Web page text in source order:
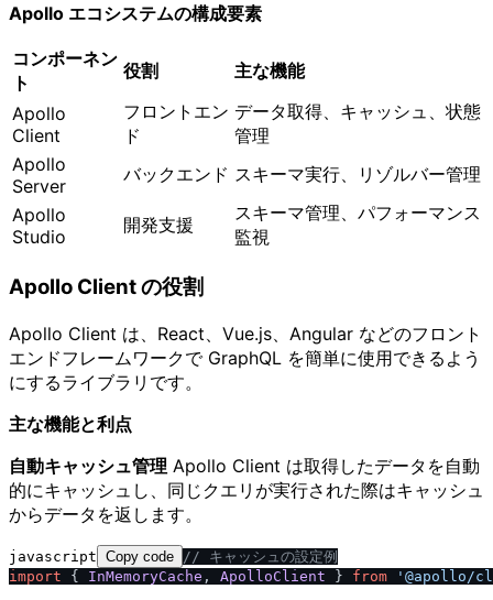
Apollo エコシステムの構成要素
コンポーネン
ト
役割
主な機能
Apollo
Client
フロントエン
ド
データ取得、キャッシュ、状態
管理
Apollo
Server
バックエンド スキーマ実行、リゾルバー管理
Apollo
Studio
開発支援
スキーマ管理、パフォーマンス
監視
Apollo Client の役割
Apollo Client は、React、Vue.js、Angular などのフロント
エンドフレームワークで GraphQL を簡単に使用できるよう
にするライブラリです。
主な機能と利点
自動キャッシュ管理 Apollo Client は取得したデータを自動
的にキャッシュし、同じクエリが実行された際はキャッシュ
からデータを返します。
javascript Copy code // キャッシュの設定例
import { InMemoryCache , ApolloClient } from '@apollo/